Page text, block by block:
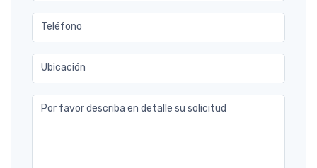
Teléfono
Ubicación
Por favor describa en detalle su solicitud